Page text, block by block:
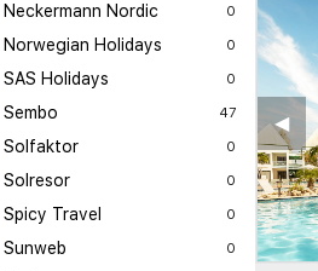
Neckermann Nordic 0
Norwegian Holidays 0
SAS Holidays 0
Sembo 47
Solfaktor 0
Solresor 0
Spicy Travel 0
Sunweb 0
◀︎